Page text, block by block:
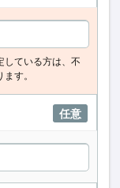
ている方は、不
す。
任意